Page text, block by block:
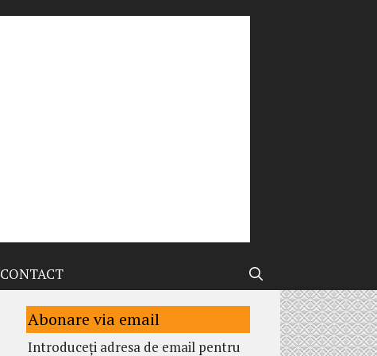
CONTACT
Abonare via email
Introduceți adresa de email pentru